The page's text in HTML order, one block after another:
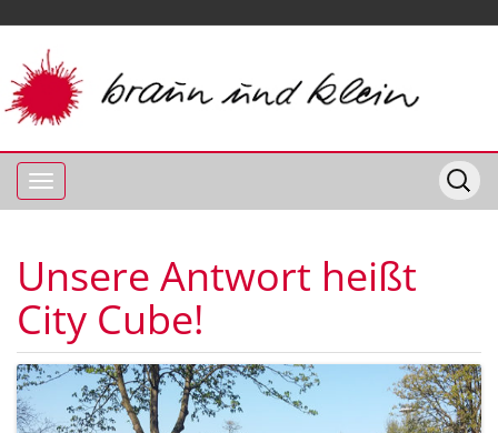
Unsere Antwort heißt
City Cube!